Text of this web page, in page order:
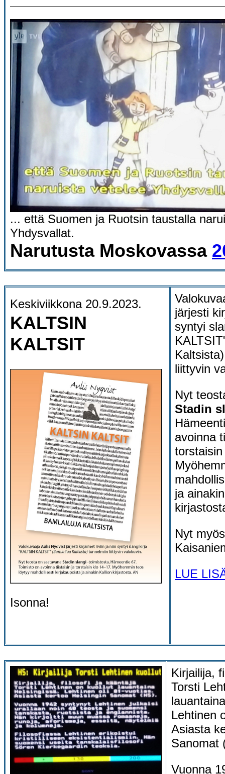
... että Suomen ja Ruotsin taustalla
Yhdysvallat.
Narutusta Moskovassa
Keskiviikkona 20.9.2023.
KALTSIN
KALTSIT
Isonna!
järjesti
syntyi
liittyvin
Nyt
Stadin
avoinna
ja
Nyt
LUE
Kirjailija,
Torsti
Lehtinen
Asiasta
Sanomat
Vuonna